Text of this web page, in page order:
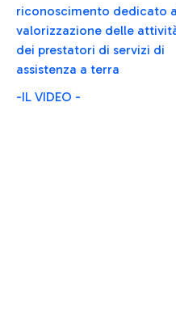
riconoscimento dedicato
valorizzazione delle
dei prestatori di servizi di
assistenza a terra
-IL VIDEO -